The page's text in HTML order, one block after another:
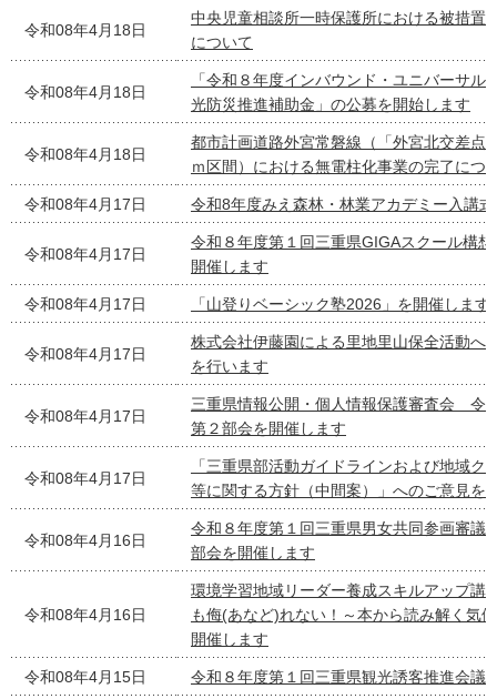
令和08年4月18日
中央児童相談所一時保護所における被措置
について
令和08年4月18日
「令和８年度インバウンド・ユニバーサル
光防災推進補助金」の公募を開始します
令和08年4月18日
都市計画道路外宮常磐線（「外宮北交差点
ｍ区間）における無電柱化事業の完了につ
令和08年4月17日 令和8年度みえ森林・林業アカデミー入講
令和08年4月17日
令和８年度第１回三重県GIGAスクール構
開催します
令和08年4月17日 「山登りベーシック塾2026」を開催します
令和08年4月17日
株式会社伊藤園による里地里山保全活動へ
を行います
令和08年4月17日
三重県情報公開・個人情報保護審査会 令
第２部会を開催します
令和08年4月17日
「三重県部活動ガイドラインおよび地域ク
等に関する方針（中間案）」へのご意見を
令和08年4月16日
令和８年度第１回三重県男女共同参画審議
部会を開催します
令和08年4月16日
環境学習地域リーダー養成スキルアップ講
も侮(あなど)れない！～本から読み解く気
開催します
令和08年4月15日 令和８年度第１回三重県観光誘客推進会議